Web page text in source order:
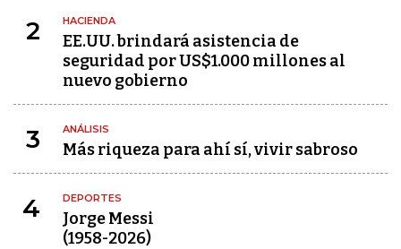
2 HACIENDA
EE.UU. brindará asistencia de
seguridad por US$1.000 millones al
nuevo gobierno
3 ANÁLISIS
Más riqueza para ahí sí, vivir sabroso
4 DEPORTES
Jorge Messi
(1958-2026)